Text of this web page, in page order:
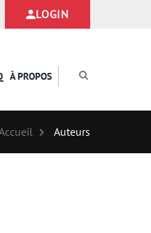
LOGIN
À PROPOS
Auteurs